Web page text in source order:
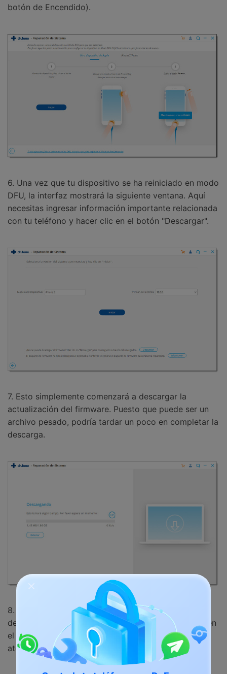
botón de Encendido).
6. Una vez que tu dispositivo se ha reiniciado en modo
DFU, la interfaz mostrará la siguiente ventana. Aquí
necesitas ingresar información importante relacionada
con tu teléfono y hacer clic en el botón "Descargar".
7. Esto simplemente comenzará a descargar la
actualización del firmware. Puesto que puede ser un
archivo pesado, podría tardar un poco en completar la
descarga.
8. Tan pronto la actualización del firmware esté
descargada, recibirás la siguiente pantalla. Haz clic en
el botón "Reparar Ahora" para corregir el iPhone
atorado al conectarse a iTunes.